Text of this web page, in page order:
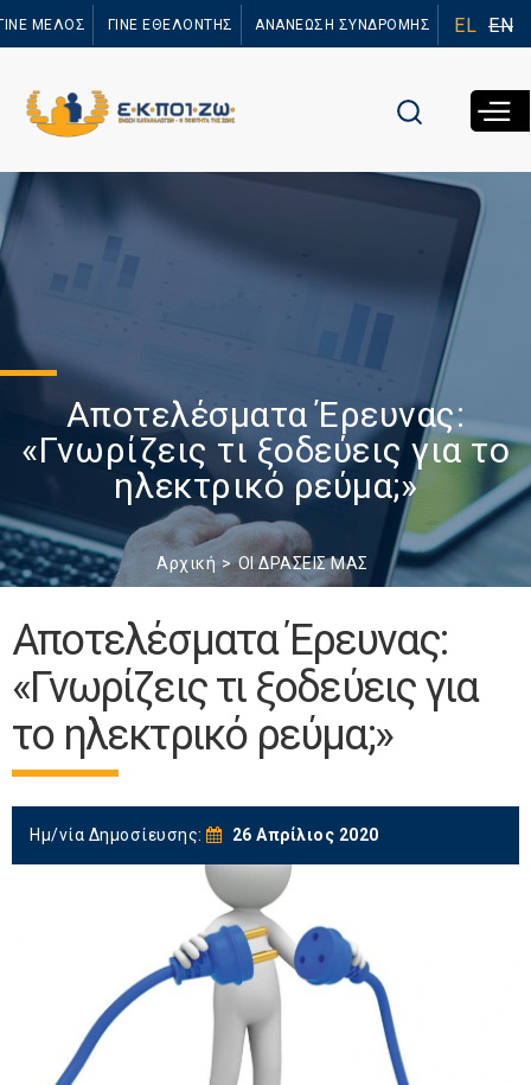
προς το
ΜΕΛΟΣ ΓΙΝΕ ΕΘΕΛΟΝΤΗΣ ΑΝΑΝΕΩΣΗ ΣΥΝΔΡΟΜΗΣ EL EN
Αποτελέσματα Έρευνας:
«Γνωρίζεις τι ξοδεύεις για το
ηλεκτρικό ρεύμα;»
Αρχική ΟΙ ΔΡΑΣΕΙΣ ΜΑΣ
Αποτελέσματα Έρευνας:
«Γνωρίζεις τι ξοδεύεις για
το ηλεκτρικό ρεύμα;»
Ημ/νία Δημοσίευσης: 26 Απρίλιος 2020